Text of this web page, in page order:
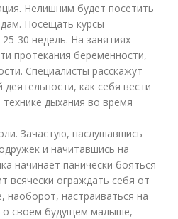
Нелишним будет посетить
Посещать курсы
30 недель. На занятиях
протекания беременности,
Специалисты расскажут
как себя вести
дыхания во время
Зачастую, наслушавшись
и начитавшись на
начинает панически бояться
всячески ограждать себя от
наоборот, настраиваться на
о своем будущем малыше,